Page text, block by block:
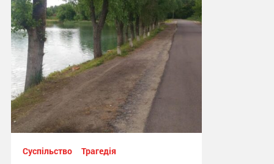
Суспільство Трагедія